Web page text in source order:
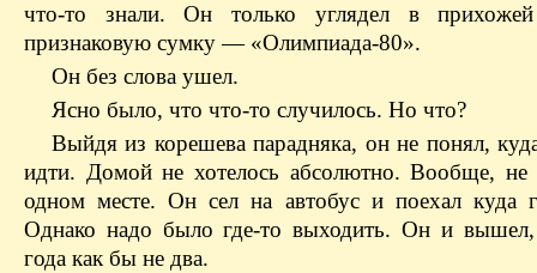
что-то знали. Он только углядел в
признаковую сумку — «Олимпиада-80».
Он без слова ушел.
Ясно было, что что-то случилось. Но что?
Выйдя из корешева парадняка, он не понял,
идти. Домой не хотелось абсолютно. Вообще, не
одном месте. Он сел на автобус и поехал куда
Однако надо было где-то выходить. Он и
года как бы не два.